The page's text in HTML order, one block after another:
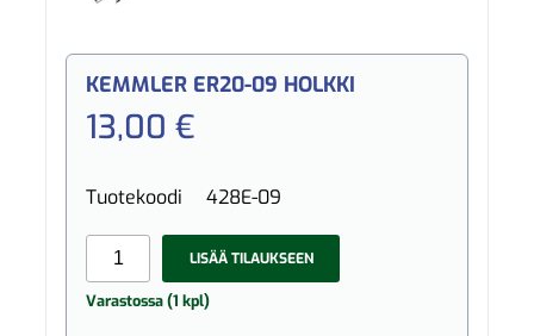
KEMMLER ER20-09 HOLKKI
13,00 €
Tuotekoodi 428E-09
LISÄÄ TILAUKSEEN
Varastossa (1 kpl)